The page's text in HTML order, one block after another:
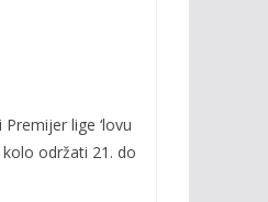
lige ‘lovu
kolo održati 21. do